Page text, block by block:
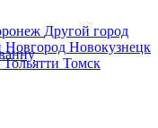
Другой город
Новокузнецк
Тольятти Томск